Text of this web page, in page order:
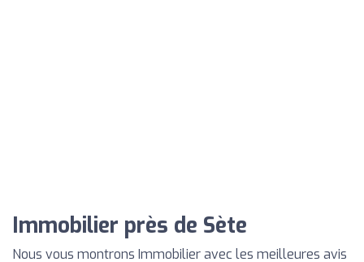
Immobilier près de Sète
Nous vous montrons Immobilier avec les meilleures avis